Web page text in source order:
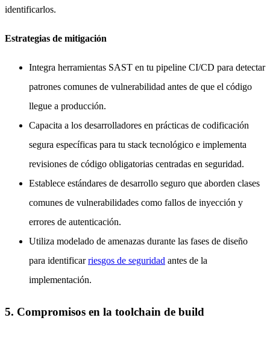
identificarlos.
Estrategias de mitigación
Integra herramientas SAST en tu pipeline CI/CD para detectar
patrones comunes de vulnerabilidad antes de que el código
llegue a producción.
Capacita a los desarrolladores en prácticas de codificación
segura específicas para tu stack tecnológico e implementa
revisiones de código obligatorias centradas en seguridad.
Establece estándares de desarrollo seguro que aborden clases
comunes de vulnerabilidades como fallos de inyección y
errores de autenticación.
Utiliza modelado de amenazas durante las fases de diseño
para identificarriesgos de seguridad antes de la
implementación.
5. Compromisos en la toolchain de build